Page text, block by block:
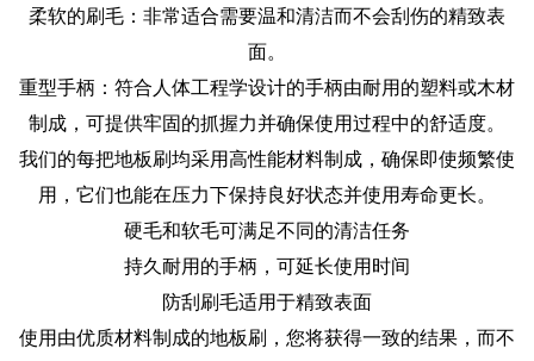
柔软的刷毛：非常适合需要温和清洁而不会刮伤的精致表
面。
重型手柄：符合人体工程学设计的手柄由耐用的塑料或木材
制成，可提供牢固的抓握力并确保使用过程中的舒适度。
我们的每把地板刷均采用高性能材料制成，确保即使频繁使
用，它们也能在压力下保持良好状态并使用寿命更长。
硬毛和软毛可满足不同的清洁任务
持久耐用的手柄，可延长使用时间
防刮刷毛适用于精致表面
使用由优质材料制成的地板刷，您将获得一致的结果，而不